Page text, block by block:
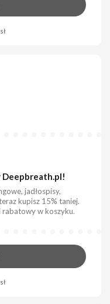
Deepbreath.pl!
jadłospisy,
kupisz 15% taniej.
w koszyku.